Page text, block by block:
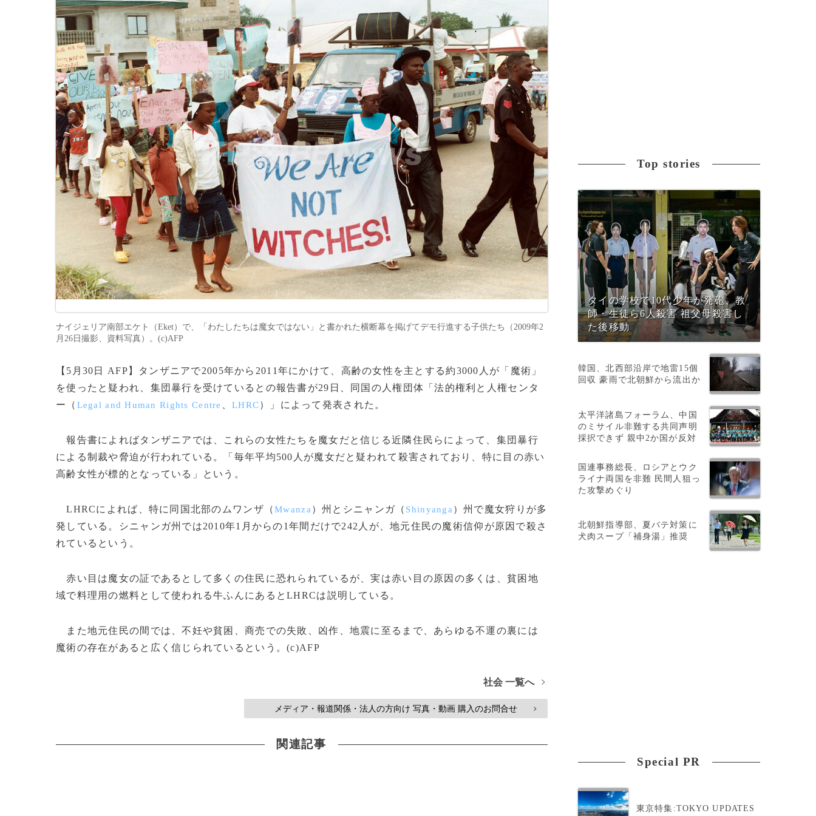
ナイジェリア南部エケト（Eket）で、「わたしたちは魔女ではない」と書かれた横断幕を掲げてデモ行進する子供たち（2009年2
月26日撮影、資料写真）。(c)AFP
【5月30日 AFP】タンザニアで2005年から2011年にかけて、高齢の女性を主とする約3000人が「魔術」
を使ったと疑われ、集団暴行を受けているとの報告書が29日、同国の人権団体「法的権利と人権センタ
ー（ Legal and Human Rights Centre LHRC）」によって発表された。
報告書によればタンザニアでは、これらの女性たちを魔女だと信じる近隣住民らによって、集団暴行
による制裁や脅迫が行われている。「毎年平均500人が魔女だと疑われて殺害されており、特に目の赤い
高齢女性が標的となっている」という。
LHRCによれば、特に同国北部のムワンザ（Mwanza ）州とシニャンガ（ Shinyanga ）州で魔女狩りが多
発している。シニャンガ州では2010年1月からの1年間だけで242人が、地元住民の魔術信仰が原因で殺さ
れているという。
赤い目は魔女の証であるとして多くの住民に恐れられているが、実は赤い目の原因の多くは、貧困地
域で料理用の燃料として使われる牛ふんにあるとLHRCは説明している。
また地元住民の間では、不妊や貧困、商売での失敗、凶作、地震に至るまで、あらゆる不運の裏には
魔術の存在があると広く信じられているという。(c)AFP
社会 一覧へ >
メディア・報道関係・法人の方向け 写真・動画 購入のお問合せ >
関連記事
Top stories
タイの学校で10代少年が発砲、教
師・生徒ら6人殺害 祖父母殺害し
た後移動
韓国、北西部沿岸で地雷15個
回収 豪雨で北朝鮮から流出か
太平洋諸島フォーラム、中国
のミサイル非難する共同声明
採択できず 親中2か国が反対
国連事務総長、ロシアとウク
ライナ両国を非難 民間人狙っ
た攻撃めぐり
北朝鮮指導部、夏バテ対策に
犬肉スープ「補身湯」推奨
Special PR
東京特集:TOKYO UPDATES